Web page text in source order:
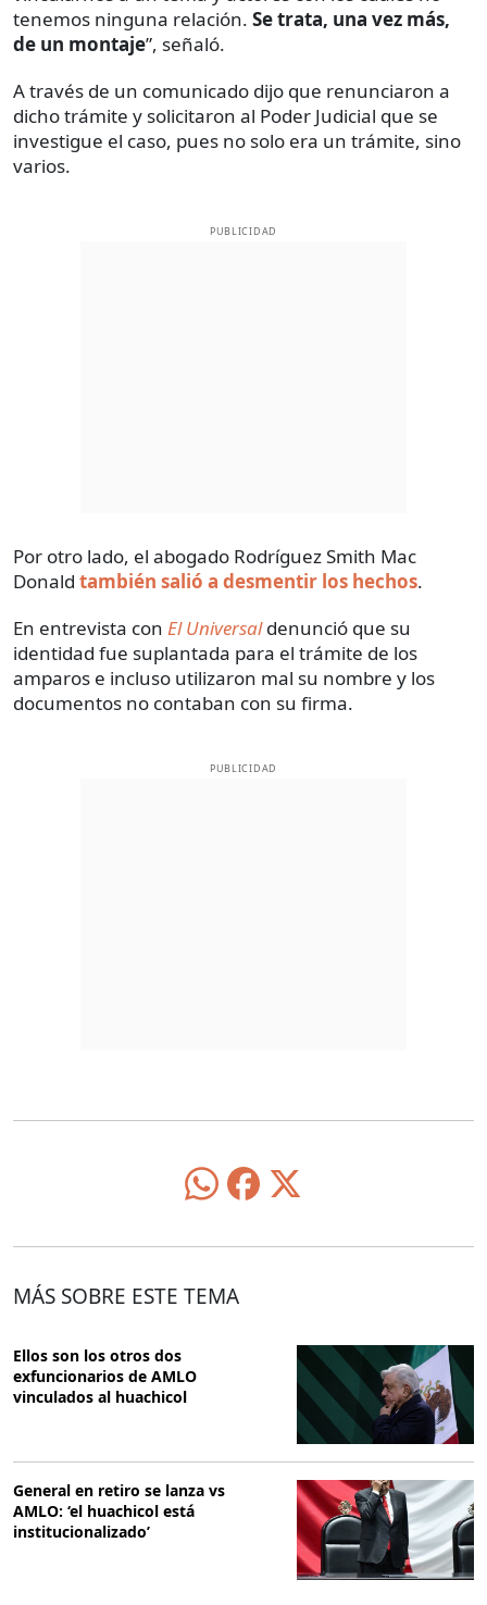
tenemos ninguna relación. Se trata, una vez más,
de un montaje”, señaló.
A través de un comunicado dijo que renunciaron a
dicho trámite y solicitaron al Poder Judicial que se
investigue el caso, pues no solo era un trámite, sino
varios.
PUBLICIDAD
Por otro lado, el abogado Rodríguez Smith Mac
Donald también salió a desmentir los hechos.
En entrevista con El Universal denunció que su
identidad fue suplantada para el trámite de los
amparos e incluso utilizaron mal su nombre y los
documentos no contaban con su firma.
PUBLICIDAD
MÁS SOBRE ESTE TEMA
Ellos son los otros dos
exfuncionarios de AMLO
vinculados al huachicol
General en retiro se lanza vs
AMLO: ‘el huachicol está
institucionalizado’